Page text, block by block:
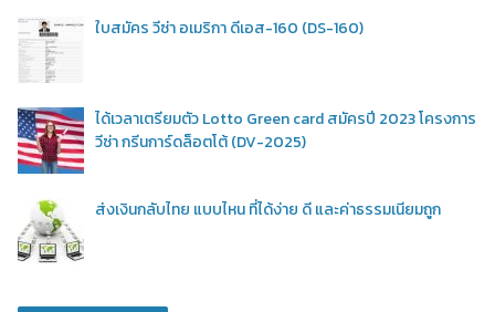
ใบสมัคร วีซ่า อเมริกา ดีเอส-160 (DS-160)
ได้เวลาเตรียมตัว Lotto Green card สมัครปี 2023 โครงการ
วีซ่า กรีนการ์ดล็อตโต้ (DV-2025)
ส่งเงินกลับไทย แบบไหน ที่ได้ง่าย ดี และค่าธรรมเนียมถูก